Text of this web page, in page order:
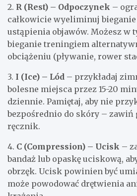
2. R (Rest) – Odpoczynek –
całkowicie wyeliminuj bieganie
ustąpienia objawów. Możesz w
bieganie treningiem
obciążeniu (pływanie, rower
3. I (Ice) – Lód – przykładaj
bolesne miejsca przez 15-20
dziennie. Pamiętaj, aby nie
bezpośrednio do skóry – zawiń
ręcznik.
4. C (Compression) – Ucisk –
bandaż lub opaskę uciskową,
obrzęk. Ucisk powinien być
może powodować drętwienia